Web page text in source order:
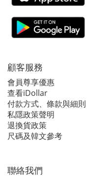
顧客服務
會員尊享優惠
查看iDollar
付款方式、條款與細則
私隱政策聲明
退換貨政策
尺碼及韓文參考
聯絡我們